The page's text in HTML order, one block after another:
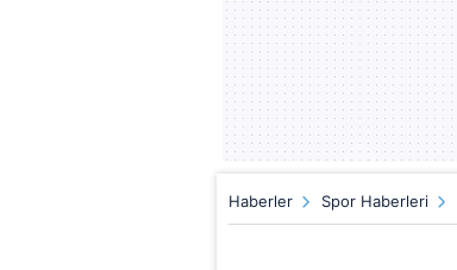
Haberler Spor Haberleri